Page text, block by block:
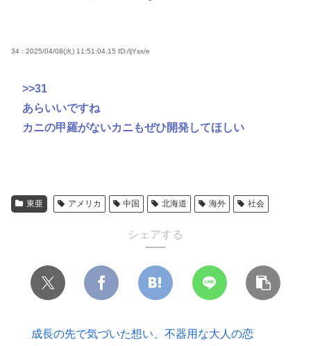
34 : 2025/04/08(火) 11:51:04.15 ID:/ljYsx/e
>>31
あらいいですね
カニの甲羅がないカニもぜひ開発してほしい
東亜 アメリカ 中国 北海道 海外 社会
シェアする
成長の先で気づいた想い、不器用な大人の恋